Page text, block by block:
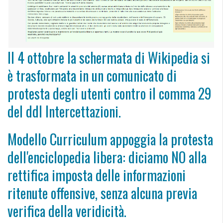
Il 4 ottobre la schermata di Wikipedia si
è trasformata in un comunicato di
protesta degli utenti contro il comma 29
del ddl Intercettazioni.
Modello Curriculum appoggia la protesta
dell'enciclopedia libera: diciamo NO alla
rettifica imposta delle informazioni
ritenute offensive, senza alcuna previa
verifica della veridicità.